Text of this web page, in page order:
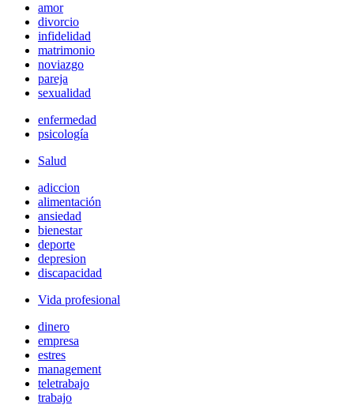
amor
divorcio
infidelidad
matrimonio
noviazgo
pareja
sexualidad
enfermedad
psicología
Salud
adiccion
alimentación
ansiedad
bienestar
deporte
depresion
discapacidad
Vida profesional
dinero
empresa
estres
management
teletrabajo
trabajo